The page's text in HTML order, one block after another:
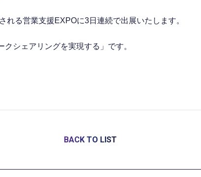
る営業支援EXPOに3日連続で出展いたします。
シェアリングを実現する」です。
BACK TO LIST